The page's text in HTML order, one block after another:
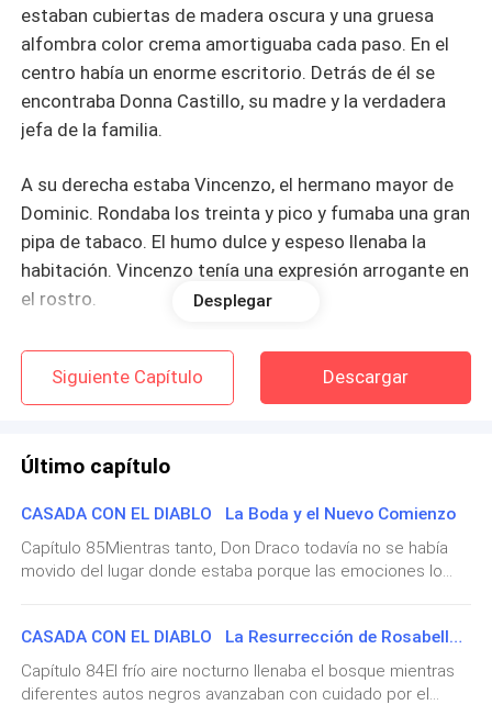
estaban cubiertas de madera oscura y una gruesa
alfombra color crema amortiguaba cada paso. En el
centro había un enorme escritorio. Detrás de él se
encontraba Donna Castillo, su madre y la verdadera
jefa de la familia.
A su derecha estaba Vincenzo, el hermano mayor de
Dominic. Rondaba los treinta y pico y fumaba una gran
pipa de tabaco. El humo dulce y espeso llenaba la
habitación. Vincenzo tenía una expresión arrogante en
el rostro.
Dominic se sentó en uno de los sillones de cuero sin
saludar a nadie.
Vincenzo con sarcasmo, soltando una bocanada de
Dominic le dirigió una mirada fría pero no dijo nada.
Se volvió hacia su madre.
Donna Castillo lo observó con rostro inexpresivo.
—Nuestro informante en Rusia nos ha enviado
Desplegar
Siguiente Capítulo Descargar
Último capítulo
CASADA CON EL DIABLO La Boda y el Nuevo Comienzo
Capítulo 85Mientras tanto, Don Draco todavía no se había
movido del lugar donde estaba porque las emociones lo
sus miradas se encontraron, todo el lugar se sintió en
silencio de nuevo.Veinte años.Veinte años de dolor, rabia,
soledad y pena.Y ahora finalmente estaban de pie frente a
frente otra vez.Don Draco caminó lentamente hacia ella
CASADA CON EL DIABLO La Resurrección de Rosabella y la Victoria Final
Capítulo 84El frío aire nocturno llenaba el bosque mientras
diferentes autos negros avanzaban con cuidado por el